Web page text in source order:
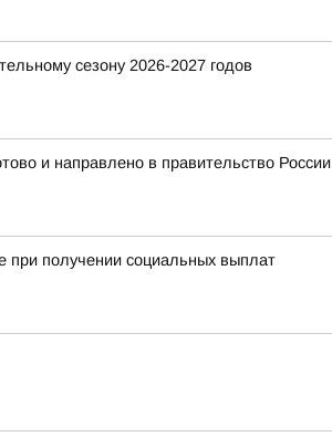
сезону 2026-2027 годов
и направлено в правительство России
при получении социальных выплат